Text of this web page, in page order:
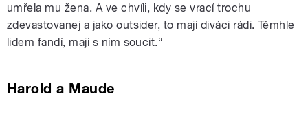
umřela mu žena. A ve chvíli, kdy se vrací trochu
zdevastovanej a jako outsider, to mají diváci rádi. Těmhle
lidem fandí, mají s ním soucit.“
Harold a Maude